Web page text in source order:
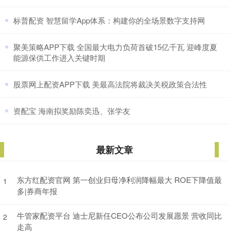
​标普配资 智慧留学App体系：构建你的全场景数字支持网
​聚美策略APP下载 全国最大电力负荷首破15亿千瓦 迎峰度夏
能源保供工作进入关键时期
​股票网上配资APP下载 美最高法院将裁决关税政策合法性
​资配宝 海南拟奖励陈奕迅、张学友
最新文章
1
东方红配资官网 第一创业归母净利润降幅最大 ROE下降值最
多|券商年报
2
牛管家配资平台 迪士尼新任CEO公布公司发展愿景 营收同比
走高